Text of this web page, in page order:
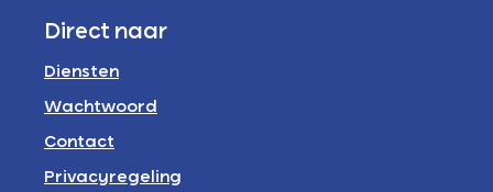
Direct naar
Diensten
Wachtwoord
Contact
Privacyregeling